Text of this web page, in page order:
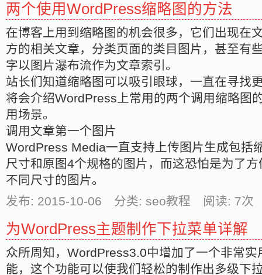
两个使用WordPress缩略图的方法
在博客上用到缩略图的机会很多，它们出现在
方的相关文章，分类页面的类目图片，甚至有
字以图片瀑布流作为文章索引。
站长们知道缩略图可以吸引眼球，一直在寻找
将会介绍WordPress上常用的两个调用缩略图
用场景。
调用文章第一个图片
WordPress Media一直支持上传图片生成包括
尺寸和原图4个规格的图片，而这恐怕是为了
不同尺寸的图片。
发布: 2015-10-06 分类: seo教程 阅读: 7次
为WordPress主题制作下拉菜单详解
众所周知，WordPress3.0中增加了一个非常
能，这个功能可以使我们轻松的制作出多级下